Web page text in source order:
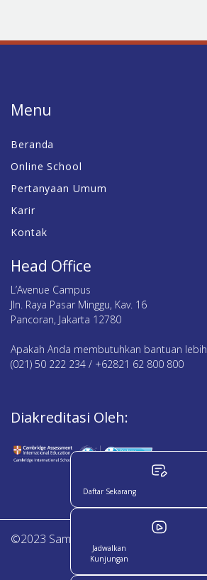
Menu
Beranda
Online School
Pertanyaan Umum
Karir
Kontak
Head Office
L’Avenue Campus
Jln. Raya Pasar Minggu, Kav. 16
Pancoran, Jakarta 12780
Apakah Anda membutuhkan bantuan
(021) 50 222 234 / +62821 62 800 800
Diakreditasi Oleh:
©2023 Sampoerna Academy. All Right
Daftar Sekarang
Jadwalkan
Kunjungan